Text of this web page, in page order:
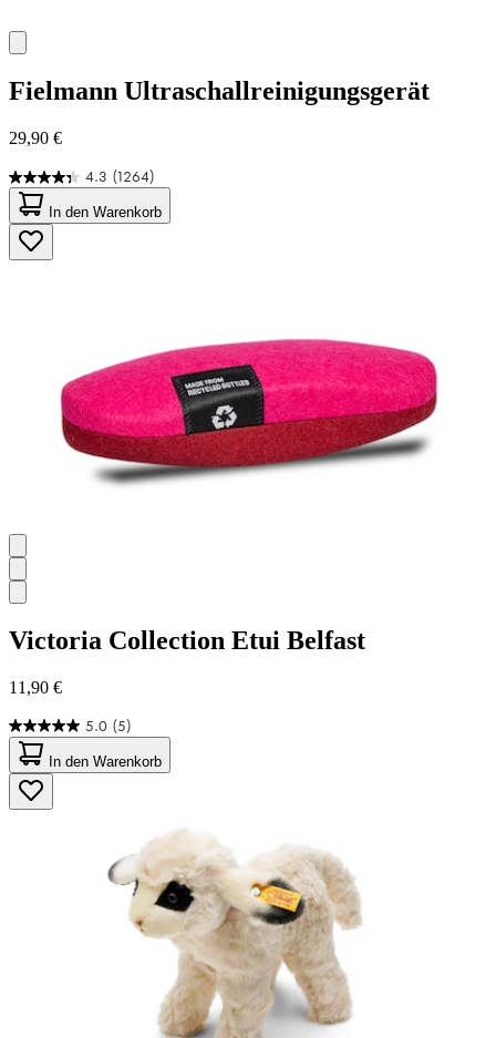
Fielmann Ultraschallreinigungsgerät
29,90 €
4.3 (1264)
4.3
von
5
Sternen.
1264
In den Warenkorb
Victoria Collection Etui Belfast
11,90 €
5.0 (5)
5.0
von
5
Sternen.
5
In den Warenkorb